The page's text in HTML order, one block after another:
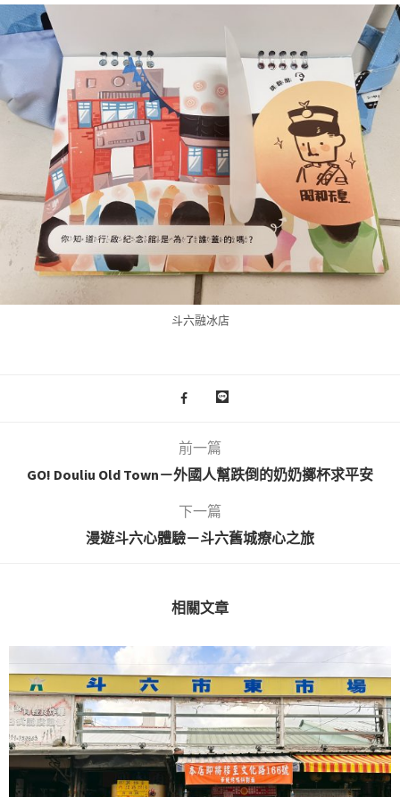
斗六融冰店
前一篇
GO! Douliu Old Town－外國人幫跌倒的奶奶擲杯求平安
下一篇
漫遊斗六心體驗－斗六舊城療心之旅
相關文章